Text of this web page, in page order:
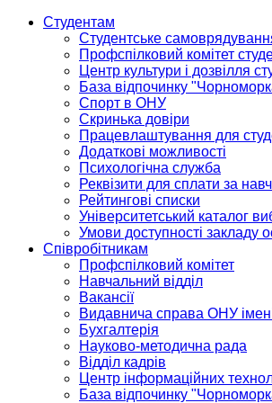
Студентам
Студентське
Профспілковий комітет
Центр культури і дозвілля
База відпочинку
Спорт в ОНУ
Скринька довіри
Працевлаштування для
Додаткові можливості
Психологічна служба
Реквізити для сплати за
Рейтингові списки
Університетський каталог
Умови доступності закладу
Співробітникам
Профспілковий комітет
Навчальний відділ
Вакансії
Видавнича справа ОНУ
Бухгалтерія
Науково-методична рада
Відділ кадрів
Центр інформаційних
База відпочинку